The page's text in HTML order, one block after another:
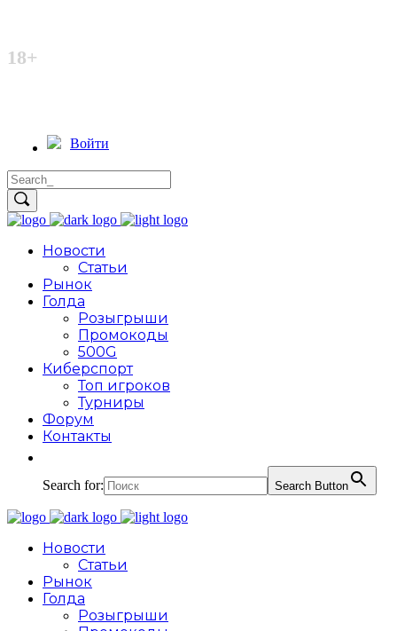
18+
Войти
Новости
Статьи
Рынок
Голда
Розыгрыши
Промокоды
500G
Киберспорт
Топ игроков
Турниры
Форум
Контакты
Search for: Search Button
Новости
Статьи
Рынок
Голда
Розыгрыши